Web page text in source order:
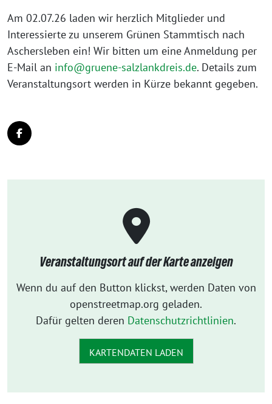
Am 02.07.26 laden wir herzlich Mitglieder und
Interessierte zu unserem Grünen Stammtisch nach
Aschersleben ein! Wir bitten um eine Anmeldung per
E-Mail an info@gruene-salzlankdreis.de. Details zum
Veranstaltungsort werden in Kürze bekannt gegeben.
Veranstaltungsort auf der Karte anzeigen
Wenn du auf den Button klickst, werden Daten von
openstreetmap.org geladen.
Dafür gelten deren Datenschutzrichtlinien.
KARTENDATEN LADEN